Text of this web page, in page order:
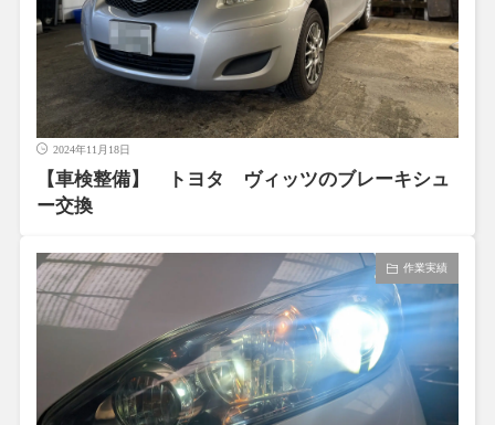
2024年11月18日
【車検整備】 トヨタ ヴィッツのブレーキシュ
ー交換
作業実績